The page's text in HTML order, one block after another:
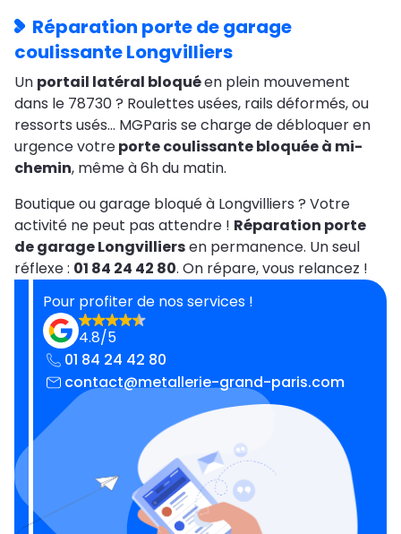
Réparation porte de garage
coulissante Longvilliers
Un portail latéral bloquéen plein mouvement
dans le 78730 ? Roulettes usées, rails déformés, ou
ressorts usés… MGParis se charge de débloquer en
urgence votreporte coulissante bloquée à mi-
chemin, même à 6h du matin.
Boutique ou garage bloqué à Longvilliers ? Votre
activité ne peut pas attendre ! Réparation porte
de garage Longvilliersen permanence. Un seul
réflexe : 01 84 24 42 80. On répare, vous relancez !
Pour profiter de nos services !
4.8/5
01 84 24 42 80
contact@metallerie-grand-paris.com